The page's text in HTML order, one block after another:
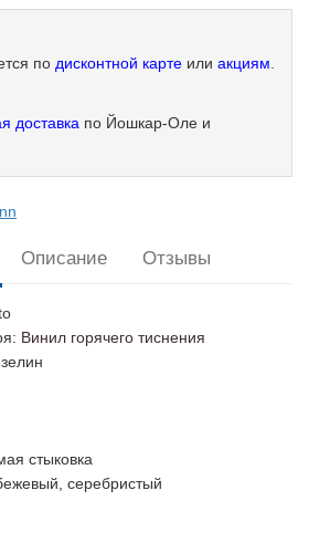
по дисконтной карте или акциям.
доставка по Йошкар-Оле и
Описание Отзывы
: Винил горячего тиснения
стыковка
серебристый